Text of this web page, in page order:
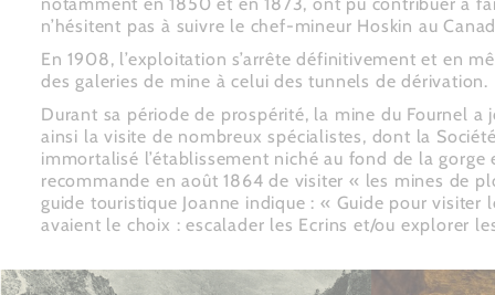
n’hésitent pas à suivre le chef-mineur Hoskin au
En 1908, l’exploitation s’arrête définitivement et en
des galeries de mine à celui des tunnels de
Durant sa période de prospérité, la mine du Fournel
ainsi la visite de nombreux spécialistes, dont la
immortalisé l’établissement niché au fond de la
recommande en août 1864 de visiter « les mines de
guide touristique Joanne indique : « Guide pour
avaient le choix : escalader les Ecrins et/ou explorer